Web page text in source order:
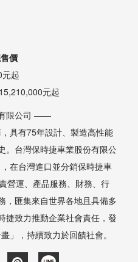
價
起
元起
限公司 ——
具有75年設計、製造高性能
。台灣保時捷車業股份有限公
在台灣進口並分銷保時捷車
營運、產品服務、財務、行
，匯集來自世界各地且具備多
捷致力推動企業社會責任，發
」，持續致力於回饋社會。